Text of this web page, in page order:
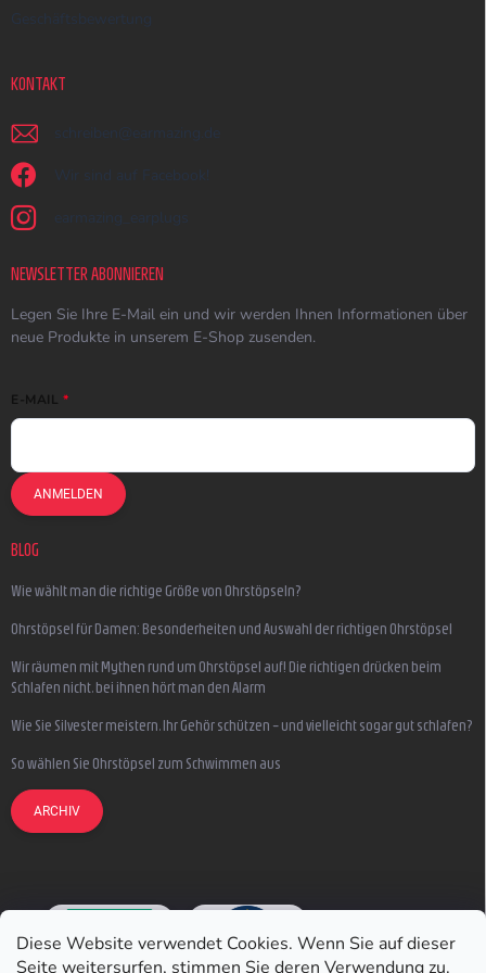
Diese Website verwendet Cookies. Wenn Sie auf dieser
Seite weitersurfen, stimmen Sie deren Verwendung zu.
Geschäftsbewertung
KONTAKT
schreiben @ earmazing.de
Wir sind auf Facebook!
earmazing_earplugs
NEWSLETTER ABONNIEREN
Legen Sie Ihre E-Mail ein und wir werden Ihnen Informationen über
neue Produkte in unserem E-Shop zusenden.
E-MAIL
ANMELDEN
BLOG
Wie wählt man die richtige Größe von Ohrstöpseln?
Ohrstöpsel für Damen: Besonderheiten und Auswahl der richtigen Ohrstöpsel
Wir räumen mit Mythen rund um Ohrstöpsel auf! Die richtigen drücken beim
Schlafen nicht, bei ihnen hört man den Alarm
Wie Sie Silvester meistern, Ihr Gehör schützen – und vielleicht sogar gut schlafen?
So wählen Sie Ohrstöpsel zum Schwimmen aus
ARCHIV